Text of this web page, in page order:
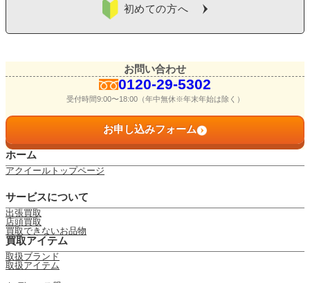
初めての方へ
お問い合わせ
0120-29-5302
受付時間9:00〜18:00（年中無休※年末年始は除く）
お申し込みフォーム
ホーム
アクイールトップページ
サービスについて
出張買取
店頭買取
買取できないお品物
買取アイテム
取扱ブランド
取扱アイテム